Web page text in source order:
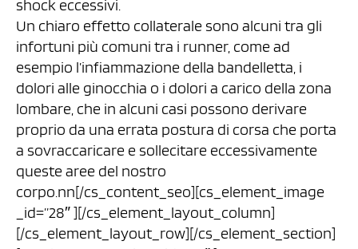
shock eccessivi.
Un chiaro effetto collaterale sono alcuni tra gli
infortuni più comuni tra i runner, come ad
esempio l’infiammazione della bandelletta, i
dolori alle ginocchia o i dolori a carico della zona
lombare, che in alcuni casi possono derivare
proprio da una errata postura di corsa che porta
a sovraccaricare e sollecitare eccessivamente
queste aree del nostro
corpo.nn[/cs_content_seo][cs_element_image
_id=”28″ ][/cs_element_layout_column]
[/cs_element_layout_row][/cs_element_section]